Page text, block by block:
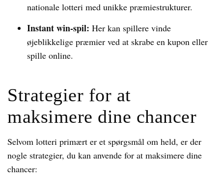
nationale lotteri med unikke præmiestrukturer.
Instant win-spil: Her kan spillere vinde
øjeblikkelige præmier ved at skrabe en kupon eller
spille online.
Strategier for at
maksimere dine chancer
Selvom lotteri primært er et spørgsmål om held, er der
nogle strategier, du kan anvende for at maksimere dine
chancer: